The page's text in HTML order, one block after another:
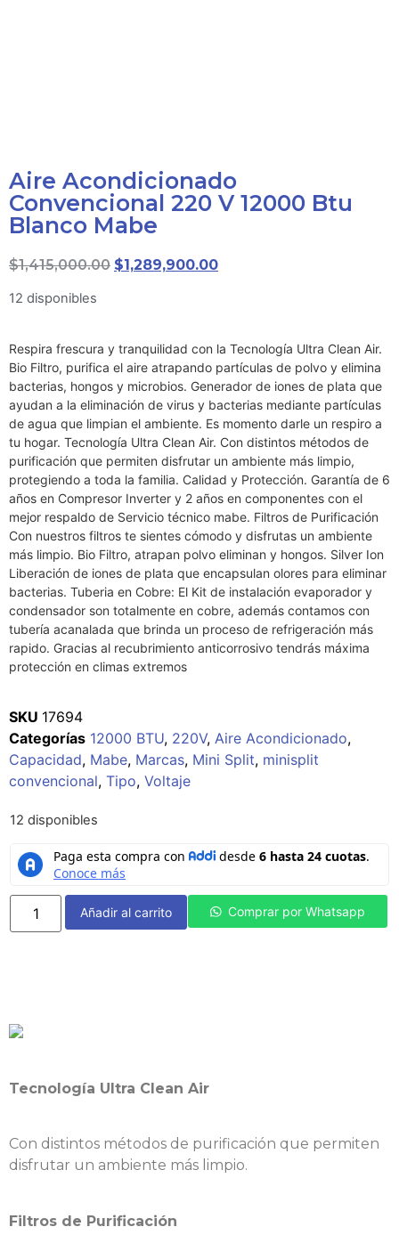
Aire Acondicionado
Convencional 220 V 12000 Btu
Blanco Mabe
$1,415,000.00 $1,289,900.00
12 disponibles
Respira frescura y tranquilidad con la Tecnología Ultra Clean Air.
Bio Filtro, purifica el aire atrapando partículas de polvo y elimina
bacterias, hongos y microbios. Generador de iones de plata que
ayudan a la eliminación de virus y bacterias mediante partículas
de agua que limpian el ambiente. Es momento darle un respiro a
tu hogar. Tecnología Ultra Clean Air. Con distintos métodos de
purificación que permiten disfrutar un ambiente más limpio,
protegiendo a toda la familia. Calidad y Protección. Garantía de 6
años en Compresor Inverter y 2 años en componentes con el
mejor respaldo de Servicio técnico mabe. Filtros de Purificación
Con nuestros filtros te sientes cómodo y disfrutas un ambiente
más limpio. Bio Filtro, atrapan polvo eliminan y hongos. Silver Ion
Liberación de iones de plata que encapsulan olores para eliminar
bacterias. Tuberia en Cobre: El Kit de instalación evaporador y
condensador son totalmente en cobre, además contamos con
tubería acanalada que brinda un proceso de refrigeración más
rapido. Gracias al recubrimiento anticorrosivo tendrás máxima
protección en climas extremos
SKU 17694
Categorías 12000 BTU, 220V, Aire Acondicionado,
Capacidad, Mabe, Marcas, Mini Split, minisplit
convencional, Tipo, Voltaje
12 disponibles
Añadir al carrito Comprar por Whatsapp
Tecnología Ultra Clean Air
Con distintos métodos de purificación que permiten
disfrutar un ambiente más limpio.
Filtros de Purificación